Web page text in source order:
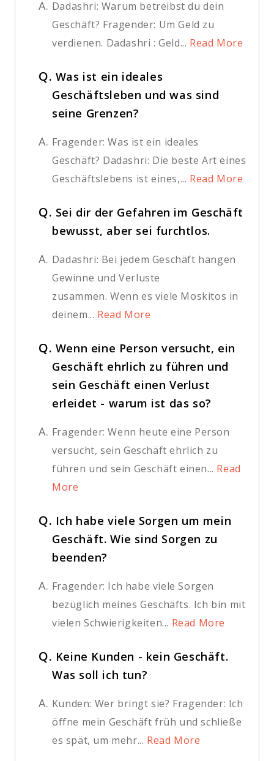
A. Dadashri: Warum betreibst du dein
Geschäft? Fragender: Um Geld zu
verdienen. Dadashri : Geld... Read More
Q. Was ist ein ideales
Geschäftsleben und was sind
seine Grenzen?
A. Fragender: Was ist ein ideales
Geschäft? Dadashri: Die beste Art eines
Geschäftslebens ist eines,... Read More
Q. Sei dir der Gefahren im Geschäft
bewusst, aber sei furchtlos.
A. Dadashri: Bei jedem Geschäft hängen
Gewinne und Verluste
zusammen. Wenn es viele Moskitos in
deinem... Read More
Q. Wenn eine Person versucht, ein
Geschäft ehrlich zu führen und
sein Geschäft einen Verlust
erleidet - warum ist das so?
A. Fragender: Wenn heute eine Person
versucht, sein Geschäft ehrlich zu
führen und sein Geschäft einen... Read
More
Q. Ich habe viele Sorgen um mein
Geschäft. Wie sind Sorgen zu
beenden?
A. Fragender: Ich habe viele Sorgen
bezüglich meines Geschäfts. Ich bin mit
vielen Schwierigkeiten... Read More
Q. Keine Kunden - kein Geschäft.
Was soll ich tun?
A. Kunden: Wer bringt sie? Fragender: Ich
öffne mein Geschäft früh und schließe
es spät, um mehr... Read More